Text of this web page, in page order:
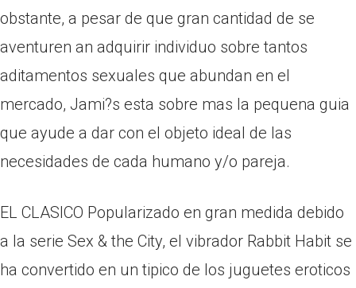
obstante, a pesar de que gran cantidad de se
aventuren an adquirir individuo sobre tantos
aditamentos sexuales que abundan en el
mercado, Jami?s esta sobre mas la pequena guia
que ayude a dar con el objeto ideal de las
necesidades de cada humano y/o pareja.
EL CLASICO Popularizado en gran medida debido
a la serie Sex & the City, el vibrador Rabbit Habit se
ha convertido en un tipico de los juguetes eroticos